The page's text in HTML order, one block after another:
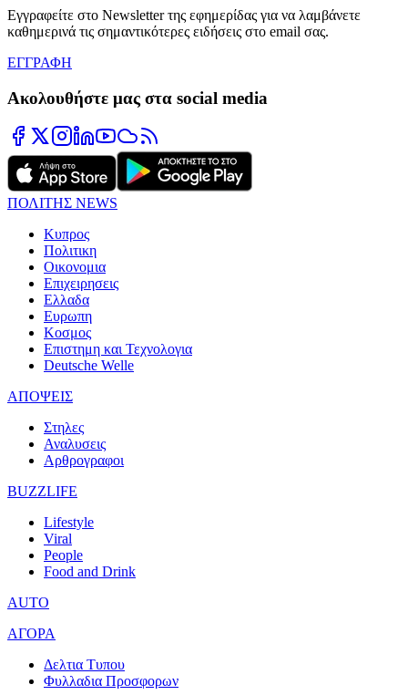
Εγγραφείτε στο Newsletter της εφημερίδας για να λαμβάνετε
καθημερινά τις σημαντικότερες ειδήσεις στο email σας.
ΕΓΓΡΑΦΗ
Ακολουθήστε μας στα social media
ΠΟΛΙΤΗΣ NEWS
Κυπρος
Πολιτικη
Οικονομια
Επιχειρησεις
Ελλαδα
Ευρωπη
Κοσμος
Επιστημη και Τεχνολογια
Deutsche Welle
ΑΠΟΨΕΙΣ
Στηλες
Αναλυσεις
Αρθρογραφοι
BUZZLIFE
Lifestyle
Viral
People
Food and Drink
AUTO
ΑΓΟΡΑ
Δελτια Τυπου
Φυλλαδια Προσφορων